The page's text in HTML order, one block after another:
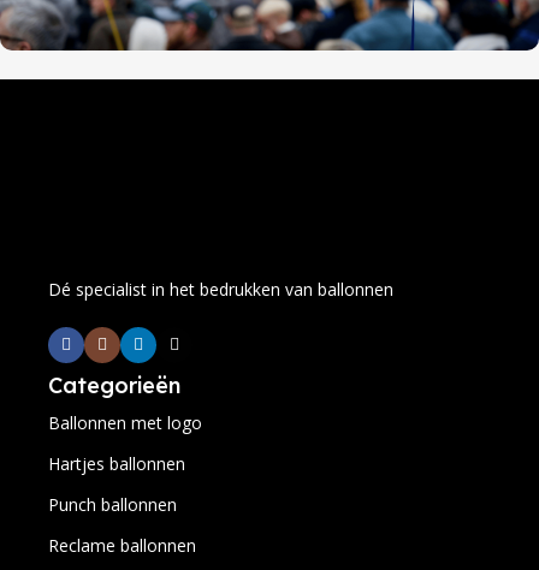
Dé specialist in het bedrukken van ballonnen
Categorieën
Ballonnen met logo
Hartjes ballonnen
Punch ballonnen
Reclame ballonnen